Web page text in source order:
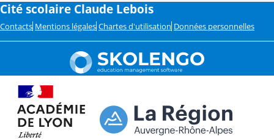
Cité scolaire Claude Lebois
Contacts Mentions légales Chartes d'utilisation Données personnelles